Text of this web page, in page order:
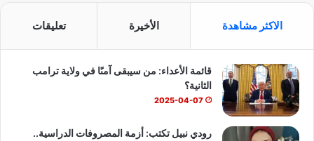
و
ك
T
u
ا
ب
الاكثر مشاهدة الأخيرة تعليقات
قائمة الأعداء: من سيبقى آمنًا في ولاية ترامب
الثانية؟
2025-04-07
رودي نبيل تكتب: أزمة المصروفات الدراسية..